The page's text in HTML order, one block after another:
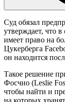
Суд обязал
утверждает, что в
имеет право на
Цукерберга
он находится
Такое решение
Фосчио (Leslie
чтобы найти и
на которых